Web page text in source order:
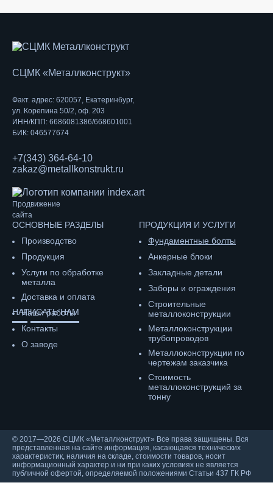
СЦМК «Металлконструкт»
Факт. адрес: 620057, Екатеринбург,
ул. Корепина 50/2, оф. 203
ИНН/КПП: 6686081386/668601001
БИК: 046577674
+7(343) 364-64-10
zakaz@metallkonstrukt.ru
Продвижение
сайта
ОСНОВНЫЕ РАЗДЕЛЫ
Производство
Продукция
Услуги по обработке
металла
Доставка и оплата
Наши работы
Контакты
О заводе
ПРОДУКЦИЯ И УСЛУГИ
Фундаментные болты
Анкерные блоки
Закладные детали
Заборы и ограждения
Строительные
металлоконструкции
Металлоконструкции
трубопроводов
Металлоконструкции по
чертежам заказчика
Cтоимость
металлоконструкций за
тонну
НАПИСАТЬ НАМ
© 2017—2026 СЦМК «Металлконструкт» Все права защищены. Вся
представленная на сайте информация, касающаяся технических
характеристик, наличия на складе, стоимости товаров, носит
информационный характер и ни при каких условиях не является
публичной офертой, определяемой положениями Статьи 437 ГК РФ